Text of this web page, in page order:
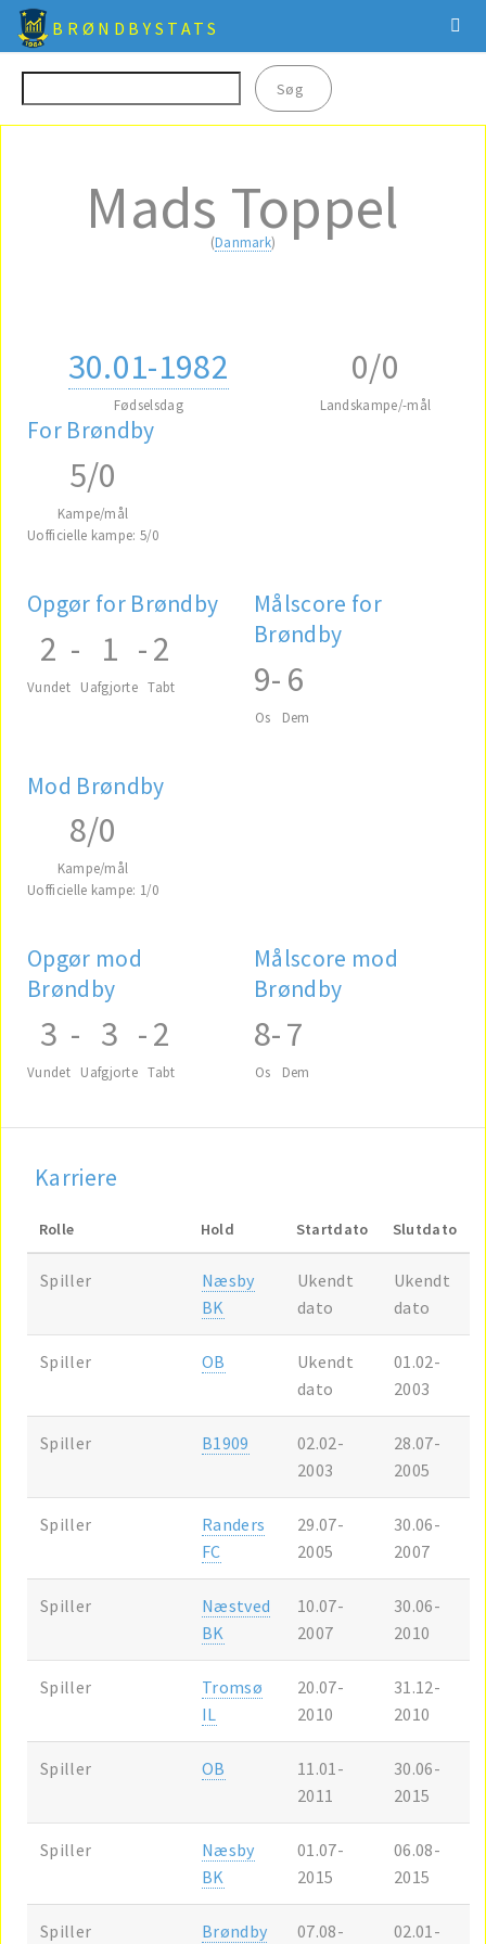
BRØNDBYSTATS
Mads Toppel
(Danmark)
30.01-1982
Fødselsdag
0/0
Landskampe/-mål
For Brøndby
5/0
Kampe/mål
Uofficielle kampe: 5/0
Opgør for Brøndby
2
Vundet
- 1
Uafgjorte
-2
Tabt
Målscore for
Brøndby
9
Os
- 6
Dem
Mod Brøndby
8/0
Kampe/mål
Uofficielle kampe: 1/0
Opgør mod
Brøndby
3
Vundet
- 3
Uafgjorte
-2
Tabt
Målscore mod
Brøndby
8
Os
-7
Dem
Karriere
Rolle Hold Startdato Slutdato
Spiller
Næsby
BK
Ukendt
dato
Ukendt
dato
Spiller OB
Ukendt
dato
01.02-
2003
Spiller B1909
02.02-
2003
28.07-
2005
Spiller
Randers
FC
29.07-
2005
30.06-
2007
Spiller
Næstved
BK
10.07-
2007
30.06-
2010
Spiller
Tromsø
IL
20.07-
2010
31.12-
2010
Spiller OB
11.01-
2011
30.06-
2015
Spiller
Næsby
BK
01.07-
2015
06.08-
2015
Spiller Brøndby 07.08- 02.01-